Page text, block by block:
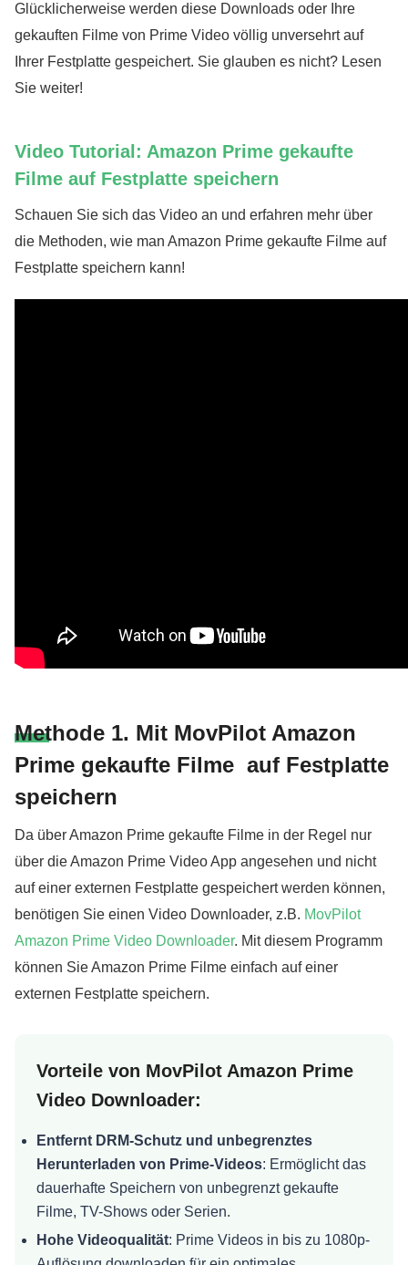
Glücklicherweise werden diese Downloads oder Ihre
gekauften Filme von Prime Video völlig unversehrt auf
Ihrer Festplatte gespeichert. Sie glauben es nicht? Lesen
Sie weiter!
Video Tutorial: Amazon Prime gekaufte
Filme auf Festplatte speichern
Schauen Sie sich das Video an und erfahren mehr über
die Methoden, wie man Amazon Prime gekaufte Filme auf
Festplatte speichern kann!
Methode 1. Mit MovPilot Amazon
Prime gekaufte Filme auf Festplatte
speichern
Da über Amazon Prime gekaufte Filme in der Regel nur
über die Amazon Prime Video App angesehen und nicht
auf einer externen Festplatte gespeichert werden können,
benötigen Sie einen Video Downloader, z.B. MovPilot
Amazon Prime Video Downloader. Mit diesem Programm
können Sie Amazon Prime Filme einfach auf einer
externen Festplatte speichern.
Vorteile von MovPilot Amazon Prime
Video Downloader:
Entfernt DRM-Schutz und unbegrenztes
Herunterladen von Prime-Videos: Ermöglichtdas
dauerhafte Speichern von unbegrenzt gekaufte
Filme, TV-Shows oder Serien.
Hohe Videoqualität: Prime Videos in bis zu 1080p-